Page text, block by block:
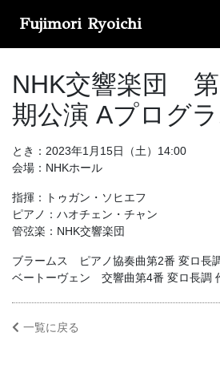
Fujimori Ryoichi
NHK交響楽団 第
期公演 Aプログ
とき：2023年1月15日（土）14:00
会場：NHKホール
指揮：トゥガン・ソヒエフ
ピアノ：ハオチェン・チャン
管弦楽：NHK交響楽団
ブラームス ピアノ協奏曲第2番 変ロ長
ベートーヴェン 交響曲第4番 変ロ長調
一覧に戻る